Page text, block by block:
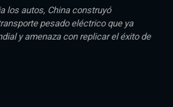
los autos, China construyó
pesado eléctrico que ya
y amenaza con replicar el éxito de